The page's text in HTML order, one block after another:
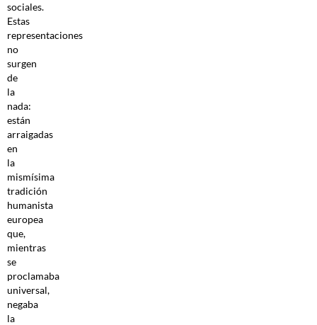
sociales.
Estas
representaciones
no
surgen
de
la
nada:
están
arraigadas
en
la
mismísima
tradición
humanista
europea
que,
mientras
se
proclamaba
universal,
negaba
la